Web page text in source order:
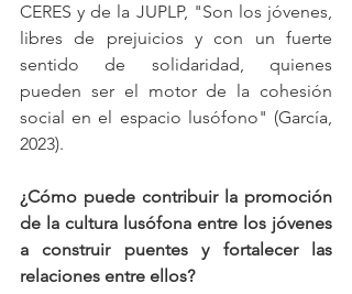
CERES y de la JUPLP, "Son los jóvenes,
libres de prejuicios y con un fuerte
sentido de solidaridad, quienes
pueden ser el motor de la cohesión
social en el espacio lusófono" (García,
2023).
¿Cómo puede contribuir la promoción
de la cultura lusófona entre los jóvenes
a construir puentes y fortalecer las
relaciones entre ellos?